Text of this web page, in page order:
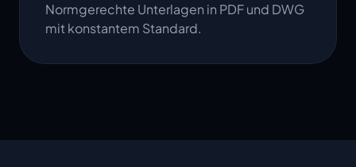
Normgerechte Unterlagen in PDF und DWG
mit konstantem Standard.